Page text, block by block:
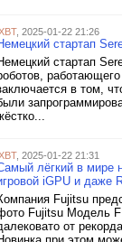
, 2025-01-22 21:26
стартап
стартап
работающего
в том,
, 2025-01-22 21:31
лёгкий в мире
iGPU и даже
Fujitsu
Fujitsu Модель
от